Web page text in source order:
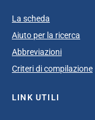
La scheda
Aiuto per la ricerca
Abbreviazioni
Criteri di compilazione
LINK UTILI